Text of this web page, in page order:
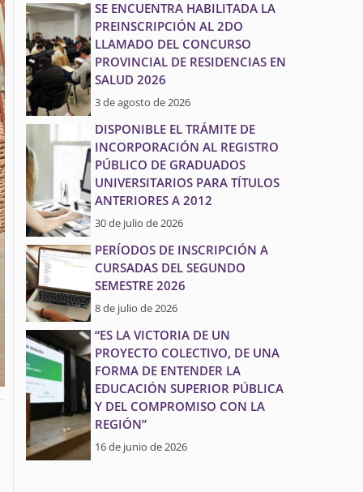
SE ENCUENTRA HABILITADA LA
PREINSCRIPCIÓN AL 2DO
LLAMADO DEL CONCURSO
PROVINCIAL DE RESIDENCIAS EN
SALUD 2026
3 de agosto de 2026
DISPONIBLE EL TRÁMITE DE
INCORPORACIÓN AL REGISTRO
PÚBLICO DE GRADUADOS
UNIVERSITARIOS PARA TÍTULOS
ANTERIORES A 2012
30 de julio de 2026
PERÍODOS DE INSCRIPCIÓN A
CURSADAS DEL SEGUNDO
SEMESTRE 2026
8 de julio de 2026
“ES LA VICTORIA DE UN
PROYECTO COLECTIVO, DE UNA
FORMA DE ENTENDER LA
EDUCACIÓN SUPERIOR PÚBLICA
Y DEL COMPROMISO CON LA
REGIÓN”
16 de junio de 2026